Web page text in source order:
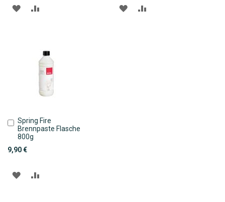
ZUR ZUR
Spring Fire
Brennpaste Flasche
800g
9,90 €
In
den
Warenkorb
ZUR